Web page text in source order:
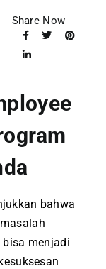
Share Now
bahwa
bisa menjadi